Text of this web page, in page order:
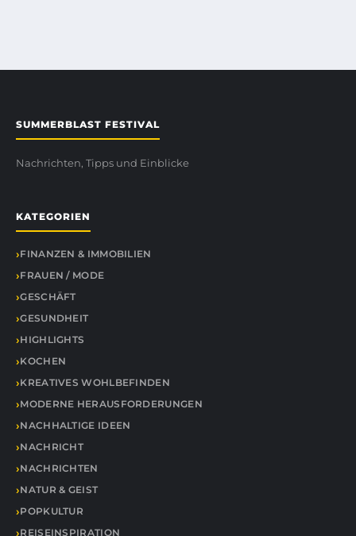
SUMMERBLAST FESTIVAL
Nachrichten, Tipps und Einblicke
KATEGORIEN
FINANZEN & IMMOBILIEN
FRAUEN / MODE
GESCHÄFT
GESUNDHEIT
HIGHLIGHTS
KOCHEN
KREATIVES WOHLBEFINDEN
MODERNE HERAUSFORDERUNGEN
NACHHALTIGE IDEEN
NACHRICHT
NACHRICHTEN
NATUR & GEIST
POPKULTUR
REISEINSPIRATION